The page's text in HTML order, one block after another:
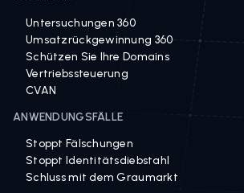
Untersuchungen 360
Umsatzrückgewinnung 360
Schützen Sie Ihre Domains
Vertriebssteuerung
Stoppt Fälschungen
Stoppt Identitätsdiebstahl